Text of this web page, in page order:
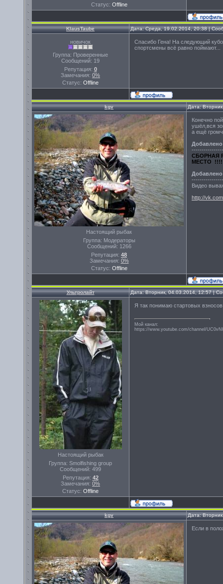
Статус: Offline
KlausTaube Дата: Среда, 19.02.2014, 20:38 |
новичок
Группа: Проверенные
Сообщений: 19
Репутация: 0
Замечания: 0%
Статус: Offline
Спасибо Гена! На следующий
спортсмены всё равно поймают...
kgv Дата:
Настоящий рыбак
Группа: Модераторы
Сообщений: 1266
Репутация: 48
Замечания: 0%
Статус: Offline
Конечно
ушёл,вся
а ещё
Добавлено
СБОРНАЯ
МЕСТО
Добавлено
Видео
http://
Ультролайт Дата: Вторник, 04.03.2014, 12:57 |
Настоящий рыбак
Группа: Smolfishing group
Сообщений: 499
Репутация: 42
Замечания: 0%
Статус: Offline
Я так понимаю стартовых взносов
Мой канал:
https://www.youtube.com/channel/
kgv Дата:
Если в